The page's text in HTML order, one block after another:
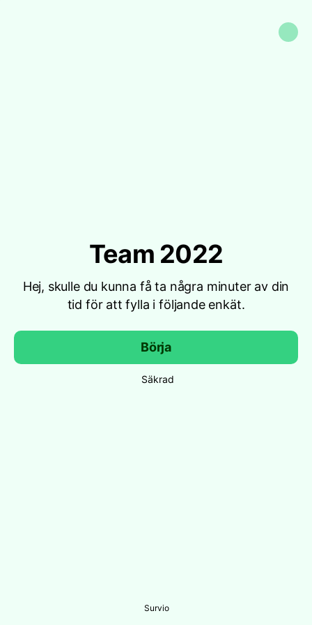
Team 2022
Hej, skulle du kunna få ta några minuter av din
tid för att fylla i följande enkät.
Börja
Säkrad
Survio